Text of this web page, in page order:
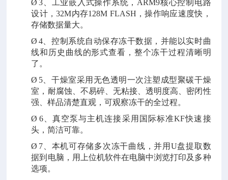
Ø 3、工业嵌入式操作系统，ARM9核心控制电路
设计，32M内存128M FLASH，操作响应速度快，
存储数据量大。
Ø 4、控制系统自动保存冻干数据，并能以实时曲
线和历史曲线的形式查看，整个冻干过程清晰明
了。
Ø 5、干燥室采用无色透明一次注塑成型聚碳干燥
室，耐腐蚀、不易碎、无粘接、透明度高、密闭性
强、样品清楚直观，可观察冻干的全过程。
Ø 6、真空泵与主机连接采用国际标准KF快速接
头，简洁可靠。
Ø 7、本机可存储多次冻干曲线，并用U盘提取数
据到电脑，用上位机软件在电脑中浏览打印及多种
选项。